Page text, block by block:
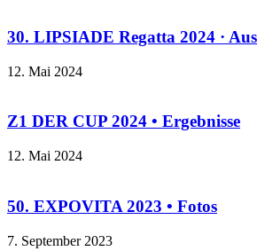
30. LIPSIADE Regatta 2024 ·
12. Mai 2024
Z1 DER CUP 2024 • Ergebnisse
12. Mai 2024
50. EXPOVITA 2023 • Fotos
7. September 2023